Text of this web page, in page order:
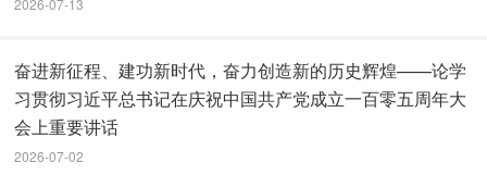
奋进新征程、建功新时代，奋力创造新的历史辉煌——论学
习贯彻习近平总书记在庆祝中国共产党成立一百零五周年大
会上重要讲话
2026-07-02